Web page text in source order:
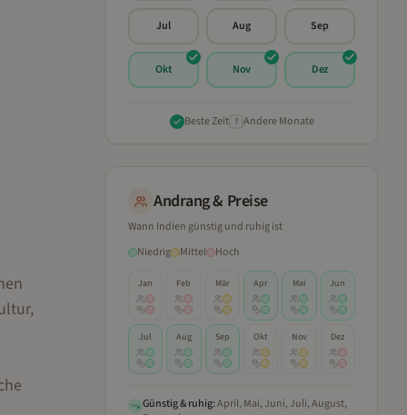
Jul Aug Sep
Okt Nov Dez
Beste Zeit ? Andere Monate
Andrang & Preise
Wann Indien günstig und ruhig ist
Niedrig
Mittel Hoch
Jan Feb Mär Apr Mai Jun
Jul Aug Sep Okt Nov Dez
Günstig & ruhig:April, Mai, Juni, Juli, August,